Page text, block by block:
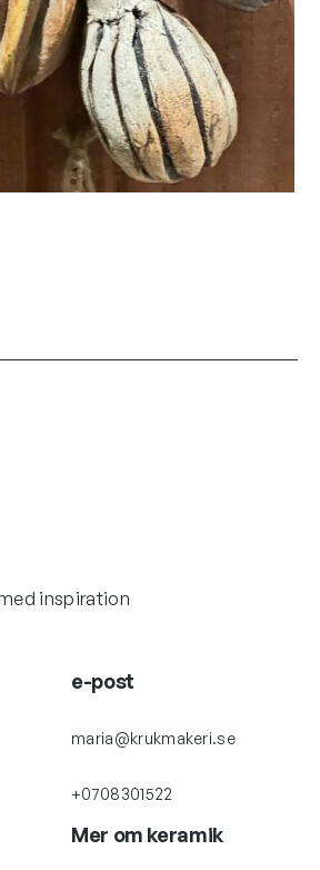
inspiration
e-post
maria@krukmakeri.se
+0708301522
Mer om keramik